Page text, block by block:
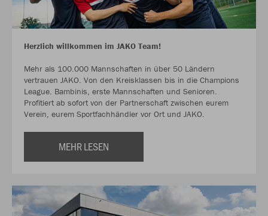
Herzlich willkommen im JAKO Team!
Mehr als 100.000 Mannschaften in über 50 Ländern
vertrauen JAKO. Von den Kreisklassen bis in die Champions
League. Bambinis, erste Mannschaften und Senioren.
Profitiert ab sofort von der Partnerschaft zwischen eurem
Verein, eurem Sportfachhändler vor Ort und JAKO.
MEHR LESEN